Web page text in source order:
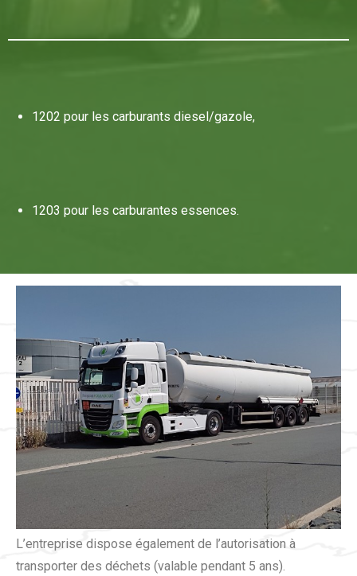
1202 pour les carburants diesel/gazole,
1203 pour les carburantes essences.
Transport routier des déchets
L’entreprise dispose également de l’autorisation à
transporter des déchets (valable pendant 5 ans).